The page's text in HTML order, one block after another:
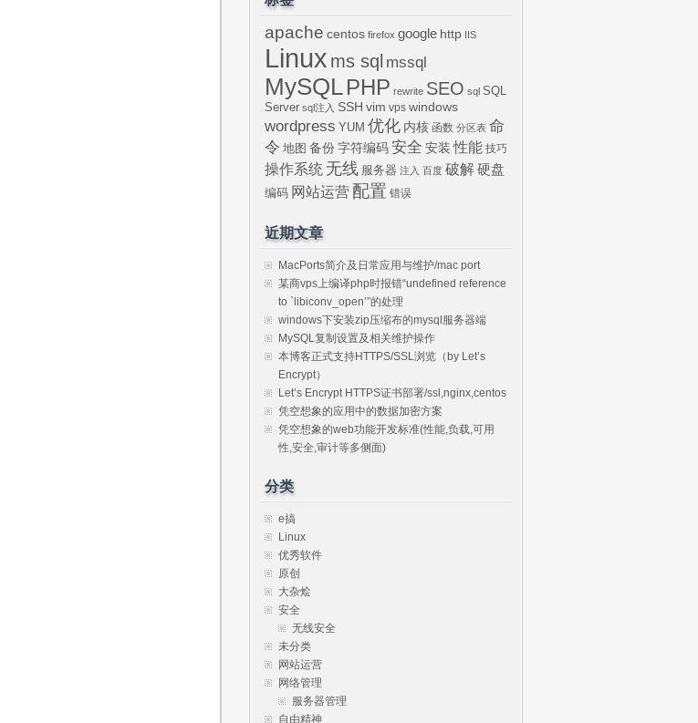
apache centos firefox google http IIS
Linux ms sql mssql
MySQLPHP rewrite SEO sql SQL
Server sql注入 SSH vim vps windows
wordpress YUM 优化 内核 函数 分区表 命
令 地图 备份 字符编码 安全 安装 性能 技巧
操作系统 无线 服务器 注入 百度 破解硬盘
编码 网站运营 配置 错误
近期文章
MacPorts简介及日常应用与维护/mac port
某商vps上编译php时报错“undefined reference
to `libiconv_open’”的处理
windows下安装zip压缩布的mysql服务器端
MySQL复制设置及相关维护操作
本博客正式支持HTTPS/SSL浏览（by Let’s
Encrypt）
Let’s Encrypt HTTPS证书部署/ssl,nginx,centos
凭空想象的应用中的数据加密方案
凭空想象的web功能开发标准(性能,负载,可用
性,安全,审计等多侧面)
分类
e搞
Linux
优秀软件
原创
大杂烩
安全
无线安全
未分类
网站运营
网络管理
服务器管理
自由精神